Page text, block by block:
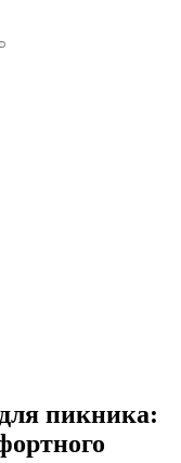
пикника: